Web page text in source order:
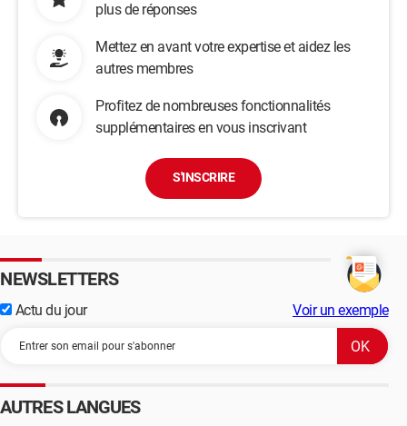
plus de réponses
Mettez en avant votre expertise et aidez les
autres membres
Profitez de nombreuses fonctionnalités
supplémentaires en vous inscrivant
S'INSCRIRE
NEWSLETTERS
Actu du jour Voir un exemple
AUTRES LANGUES